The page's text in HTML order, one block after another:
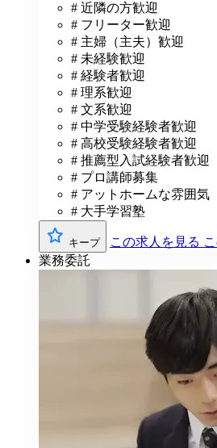
# 近隣の方歓迎
# フリーター歓迎
# 主婦（主夫）歓迎
# 未経験歓迎
# 経験者歓迎
# 理系歓迎
# 文系歓迎
# 中学受験経験者歓迎
# 高校受験経験者歓迎
# 推薦型入試経験者歓迎
# プロ講師募集
# アットホームな雰囲気
# 大手学習塾
キープ この求人を見る
業務委託